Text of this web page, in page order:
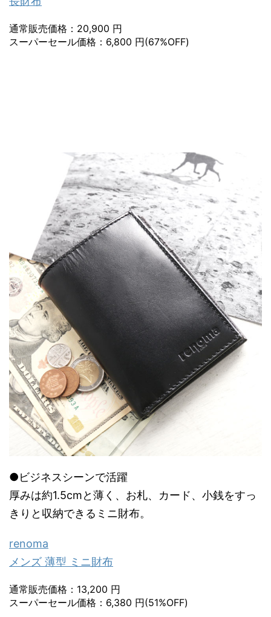
通常販売価格：20,900 円
スーパーセール価格：6,800 円(67%OFF)
●ビジネスシーンで活躍
厚みは約1.5cmと薄く、お札、カード、小銭をすっ
きりと収納できるミニ財布。
renoma
メンズ 薄型 ミニ財布
通常販売価格：13,200 円
スーパーセール価格：6,380 円(51%OFF)